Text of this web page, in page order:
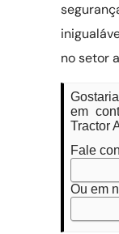
no setor
em
Tractor
Fale
Ou em